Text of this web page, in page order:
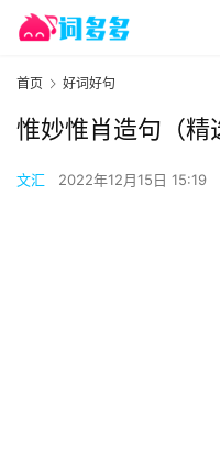
首页 好词好句
惟妙惟肖造句（精
文汇 2022年12月15日 15:19